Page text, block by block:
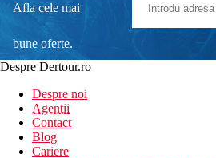
Afla cele mai
bune oferte.
newsletter!
Despre Dertour.ro
Despre noi
Agentii
Contact
Blog
Cariere